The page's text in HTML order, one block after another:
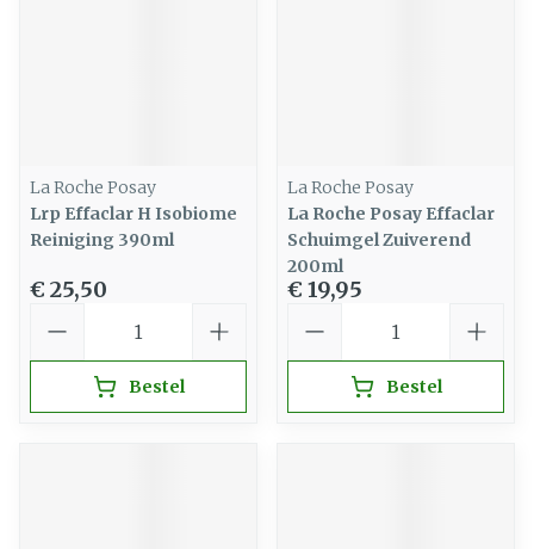
La Roche Posay
Lrp Effaclar H Isobiome
Reiniging 390ml
€ 25,50
Bestel
La Roche Posay
La Roche Posay Effaclar
Schuimgel Zuiverend
200ml
€ 19,95
Bestel